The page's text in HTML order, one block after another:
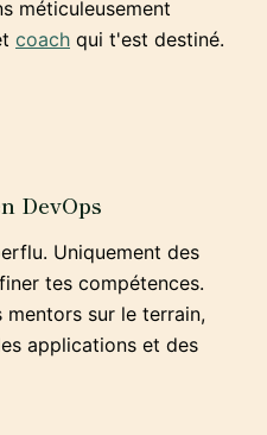
méticuleusement
coach qui t'est destiné.
DevOps
Uniquement des
tes compétences.
mentors sur le terrain,
applications et des